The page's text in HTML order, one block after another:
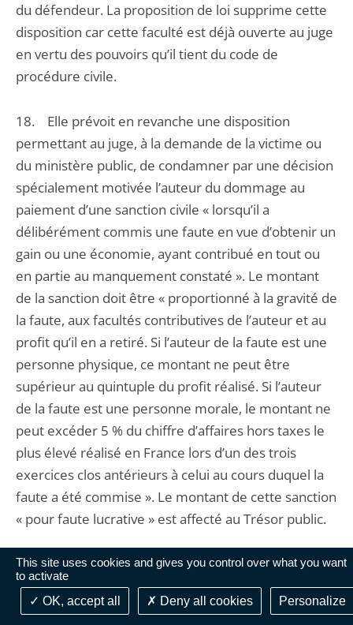
This site uses cookies and gives you control over what you want
to activate
OK, accept all
Deny all cookies Personalize
du défendeur. La proposition de loi supprime cette
disposition car cette faculté est déjà ouverte au juge
en vertu des pouvoirs qu’il tient du code de
procédure civile.
18. Elle prévoit en revanche une disposition
permettant au juge, à la demande de la victime ou
du ministère public, de condamner par une décision
spécialement motivée l’auteur du dommage au
paiement d’une sanction civile « lorsqu’il a
délibérément commis une faute en vue d’obtenir un
gain ou une économie, ayant contribué en tout ou
en partie au manquement constaté ». Le montant
de la sanction doit être « proportionné à la gravité de
la faute, aux facultés contributives de l’auteur et au
profit qu’il en a retiré. Si l’auteur de la faute est une
personne physique, ce montant ne peut être
supérieur au quintuple du profit réalisé. Si l’auteur
de la faute est une personne morale, le montant ne
peut excéder 5 % du chiffre d’affaires hors taxes le
plus élevé réalisé en France lors d’un des trois
exercices clos antérieurs à celui au cours duquel la
faute a été commise ». Le montant de cette sanction
« pour faute lucrative » est affecté au Trésor public.
19. Inspirée du projet de réforme de la
responsabilité civile publié par le garde des sceaux,
ministre de la justice en mars 2017, elle est, selon